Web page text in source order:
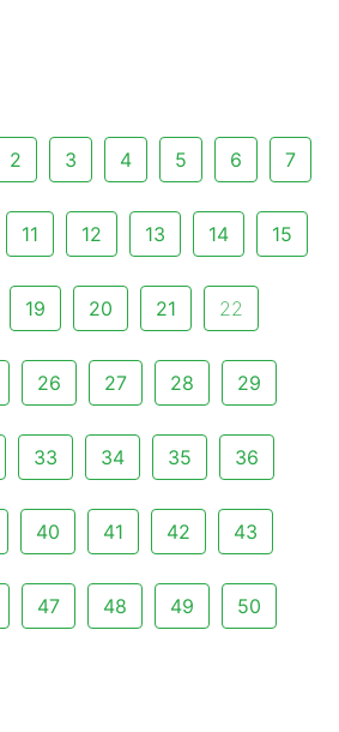
2 3 4 5 6 7
11 12 13 14 15
19 20 21 22
26 27 28 29
33 34 35 36
40 41 42 43
47 48 49 50